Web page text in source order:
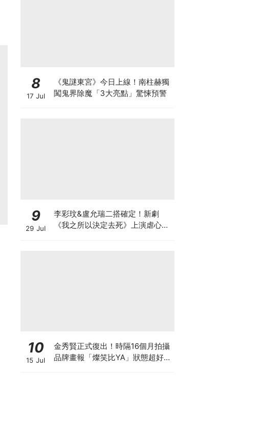
8
17 Jul
《鬼謎東宮》今日上線！南柱赫獨
闖鬼界除魔「3大亮點」驚悚預警
9
29 Jul
李彩玟&盧允瑞二搭確定！新劇
《我之所以決定去死》上演虐心穿
10
15 Jul
金秀賢正式復出！時隔16個月拍攝
品牌畫報「燦笑比YA」狀態超好，